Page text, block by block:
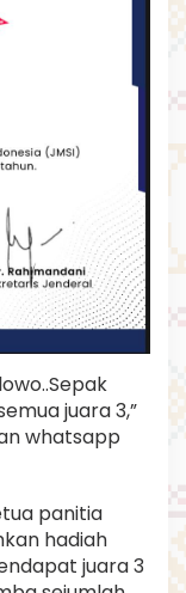
juara 3,”
whatsapp
panitia
hadiah
juara 3